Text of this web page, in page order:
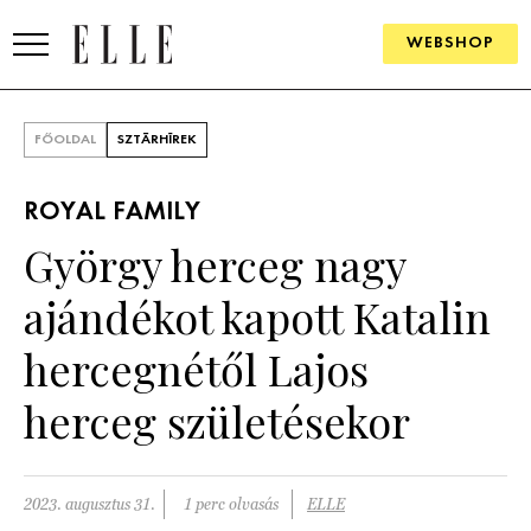
WEBSHOP
SZÉPSÉG
KULTÚRA
PSZICHÉ
PÁRKAPCSOLAT
FŐOLDAL SZTÁRHÍREK
ROYAL FAMILY
György herceg nagy
ajándékot kapott Katalin
hercegnétől Lajos
herceg születésekor
2023. augusztus 31. 1 perc olvasás ELLE